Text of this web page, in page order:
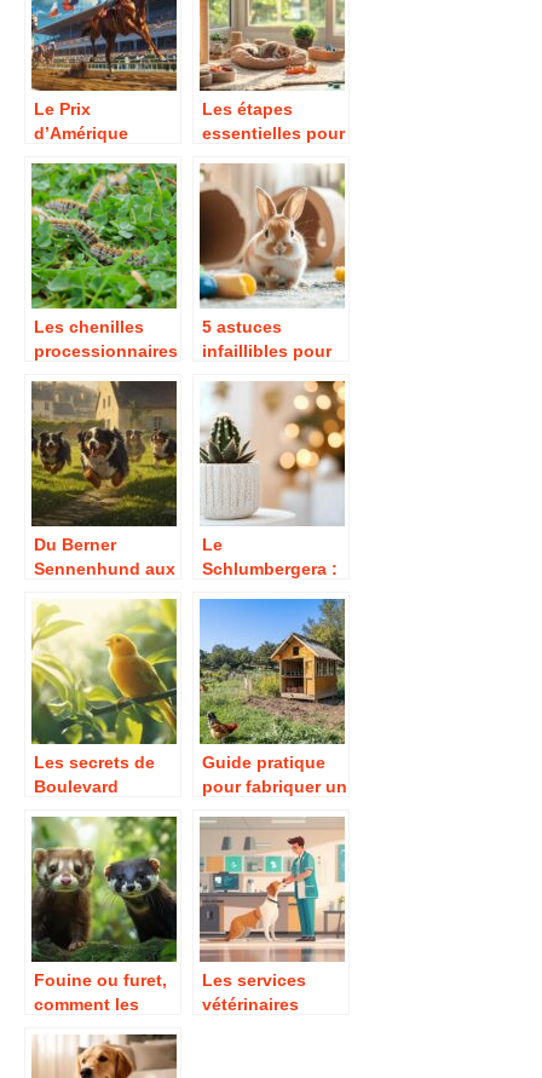
pour les chevaux
?
Le Prix
d’Amérique
une course
hippique
légendaire
Les étapes
essentielles pour
l’arrivée de votre
nouveau chat
Les chenilles
processionnaires
Toulouse
5 astuces
infaillibles pour
quand on est au
travail
Du Berner
Sennenhund aux
parisiens :
l’excellence
génétique en
héritage
Le
Schlumbergera :
voyage d’un
cactus brésilien
devenu star de
Noël
Les secrets de
Boulevard
stimuler le chant
de votre canari
pendant la mue
Guide pratique
pour fabriquer un
à moindre coût
Fouine ou furet,
comment les
clés pour
Les services
vétérinaires